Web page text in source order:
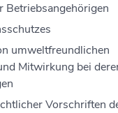
Betriebsangehörigen
umweltfreundlichen
Mitwirkung bei
Vorschriften